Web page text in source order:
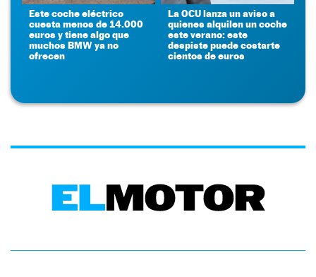
Este coche eléctrico
cuesta menos de 14.000
euros y tiene algo que
muchos BMW ya no
ofrecen
La OCU lanza un aviso a
quienes alquilen un coche
este verano: este
despiste puede costarte
cientos de euros